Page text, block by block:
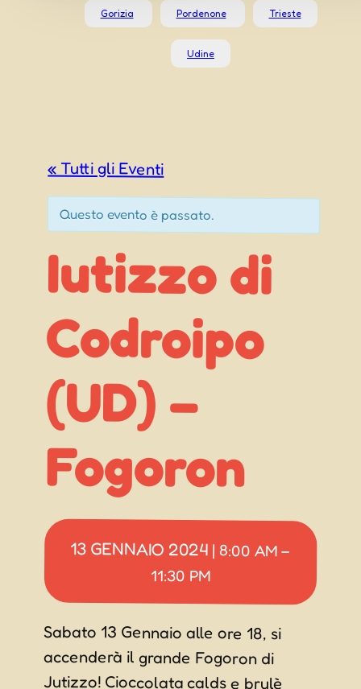
Gorizia Pordenone Trieste
Udine
« Tutti gli Eventi
Questo evento è passato.
Iutizzo di
Codroipo
(UD) –
Fogoron
13 GENNAIO 2024 | 8:00 AM–
11:30 PM
Sabato 13 Gennaio alle ore 18, si
accenderà il grande Fogoron di
Jutizzo! Cioccolata calds e brulè